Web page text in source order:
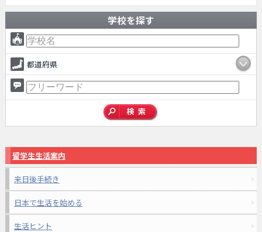
学校を探す
都道府県
留学生生活案内
来日後手続き
日本で生活を始める
生活ヒント